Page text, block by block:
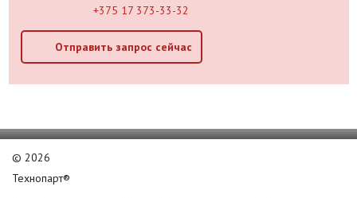
+375 17 373-33-32
Отправить запрос сейчас
© 2026
Технопарт®